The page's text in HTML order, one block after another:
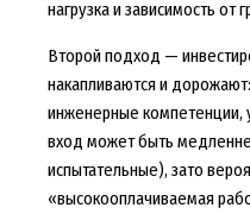
нагрузка и зависимость от
Второй подход —
накапливаются и
инженерные компетенции,
вход может быть
испытательные), зато
«высокооплачиваемая